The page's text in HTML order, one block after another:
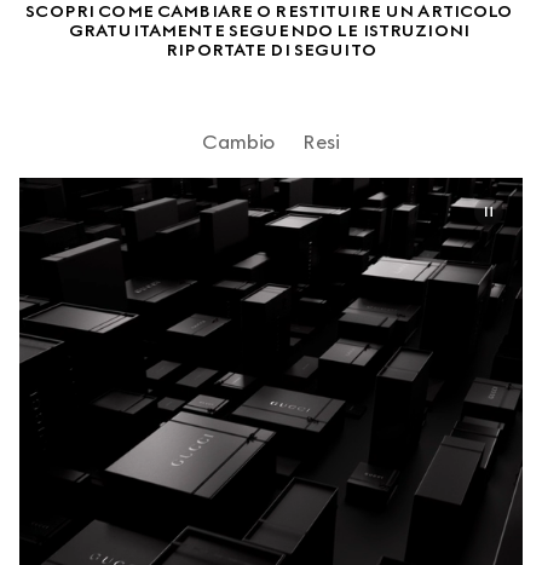
SCOPRI COME CAMBIARE O RESTITUIRE UN ARTICOLO
GRATUITAMENTE SEGUENDO LE ISTRUZIONI
RIPORTATE DI SEGUITO
Cambio Resi